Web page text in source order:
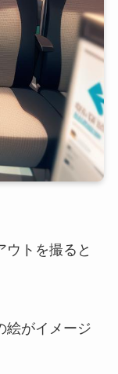
ウトを撮ると
絵がイメージ